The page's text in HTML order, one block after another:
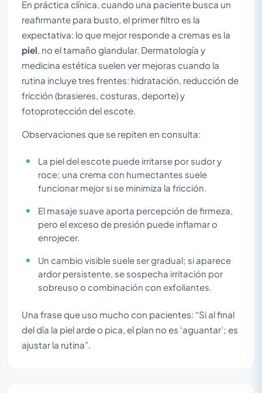
En práctica clínica, cuando una paciente busca un
reafirmante para busto, el primer filtro es la
expectativa: lo que mejor responde a cremas es la
piel , no el tamaño glandular. Dermatología y
medicina estética suelen ver mejoras cuando la
rutina incluye tres frentes: hidratación, reducción de
fricción (brasieres, costuras, deporte) y
fotoprotección del escote.
Observaciones que se repiten en consulta:
La piel del escote puede irritarse por sudor y
roce; una crema con humectantes suele
funcionar mejor si se minimiza la fricción.
El masaje suave aporta percepción de firmeza,
pero el exceso de presión puede inflamar o
enrojecer.
Un cambio visible suele ser gradual; si aparece
ardor persistente, se sospecha irritación por
sobreuso o combinación con exfoliantes.
Una frase que uso mucho con pacientes: “Si al final
del día la piel arde o pica, el plan no es ‘aguantar’; es
ajustar la rutina”.